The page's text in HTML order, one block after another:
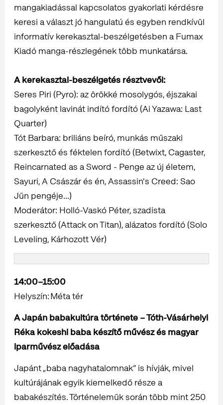
mangakiadással kapcsolatos gyakorlati kérdésre
keresi a választ jó hangulatú és egyben rendkívül
informatív kerekasztal-beszélgetésben a Fumax
Kiadó manga-részlegének több munkatársa.
A kerekasztal-beszélgetés résztvevői:
Seres Piri (Pyro): az örökké mosolygós, éjszakai
bagolyként lavinát indító fordító (Ai Yazawa: Last
Quarter)
Tót Barbara: briliáns beíró, munkás műszaki
szerkesztő és féktelen fordító (Betwixt, Cagaster,
Reincarnated as a Sword - Penge az új életem,
Sayuri, A Császár és én, Assassin's Creed: Sao
Jün pengéje...)
Moderátor: Holló-Vaskó Péter, szadista
szerkesztő (Attack on Titan), alázatos fordító (Solo
Leveling, Kárhozott Vér)
14:00–15:00
Helyszín: Méta tér
A Japán babakultúra története – Tóth-Vásárhelyi
Réka kokeshi baba készítő művész és magyar
iparművész előadása
Japánt „baba nagyhatalomnak” is hívják, mivel
kultúrájának egyik kiemelkedő része a
babakészítés. Történelemük során több mint 250